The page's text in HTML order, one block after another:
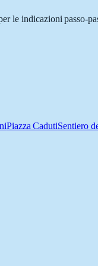
le indicazioni passo-
Piazza CadutiSentiero